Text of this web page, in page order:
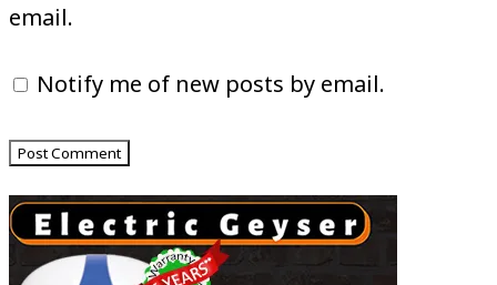
email.
Notify me of new posts by email.